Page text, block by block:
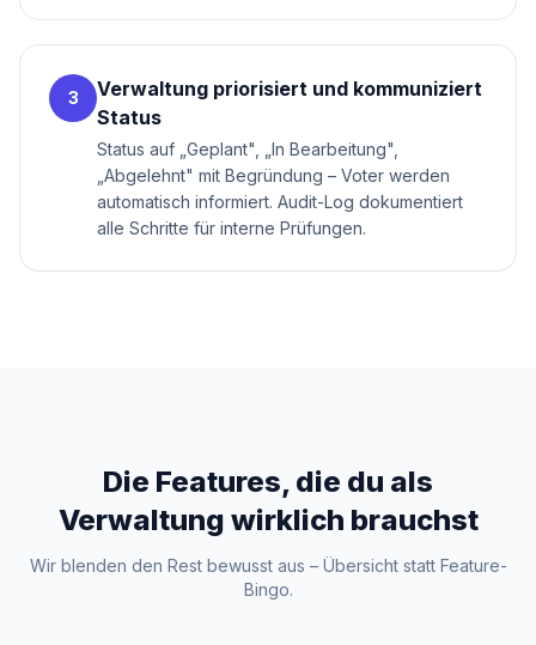
3
Verwaltung priorisiert und kommuniziert
Status
Status auf „Geplant", „In Bearbeitung",
„Abgelehnt" mit Begründung – Voter werden
automatisch informiert. Audit-Log dokumentiert
alle Schritte für interne Prüfungen.
Die Features, die du als
Verwaltung wirklich brauchst
Wir blenden den Rest bewusst aus – Übersicht statt Feature-
Bingo.